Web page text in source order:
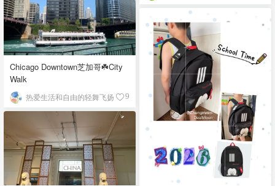
Chicago Downtown芝加哥☘️City
Walk
热爱生活和自由的轻舞飞扬 9